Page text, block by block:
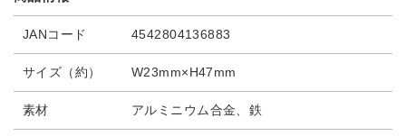
JANコード 4542804136883
サイズ（約） W23mm×H47mm
素材 アルミニウム合金、鉄